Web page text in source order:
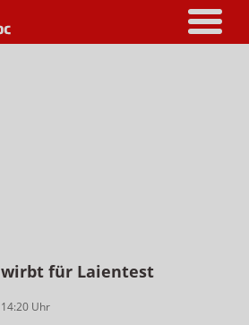
wirbt für Laientest
Uhr